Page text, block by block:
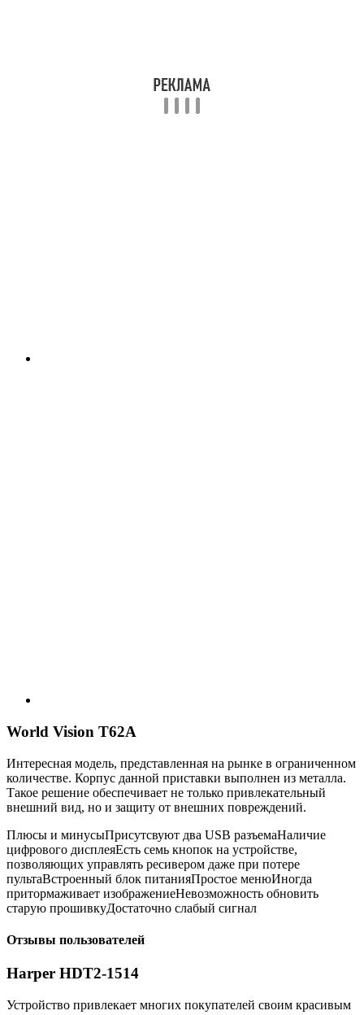
World Vision T62A
Интересная модель, представленная на рынке в ограниченном
количестве. Корпус данной приставки выполнен из металла.
Такое решение обеспечивает не только привлекательный
внешний вид, но и защиту от внешних повреждений.
Плюсы и минусыПрисутсвуют два USB разъемаНаличие
цифрового дисплеяЕсть семь кнопок на устройстве,
позволяющих управлять ресивером даже при потере
пультаВстроенный блок питанияПростое менюИногда
притормаживает изображениеНевозможность обновить
старую прошивкуДостаточно слабый сигнал
Отзывы пользователей
Harper HDT2-1514
Устройство привлекает многих покупателей своим красивым